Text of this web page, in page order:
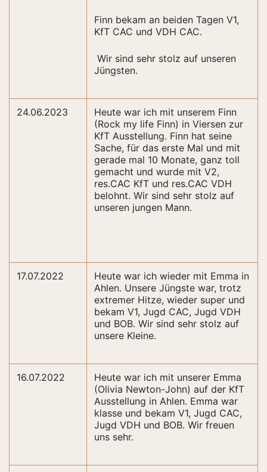
Finn bekam an beiden Tagen V1,
KfT CAC und VDH CAC.
Wir sind sehr stolz auf unseren
Jüngsten.
24.06.2023
Heute war ich mit unserem Finn
(Rock my life Finn) in Viersen zur
KfT Ausstellung. Finn hat seine
Sache, für das erste Mal und mit
gerade mal 10 Monate, ganz toll
gemacht und wurde mit V2,
res.CAC KfT und res.CAC VDH
belohnt. Wir sind sehr stolz auf
unseren jungen Mann.
17.07.2022
Heute war ich wieder mit Emma in
Ahlen. Unsere Jüngste war, trotz
extremer Hitze, wieder super und
bekam V1, Jugd CAC, Jugd VDH
und BOB. Wir sind sehr stolz auf
unsere Kleine.
16.07.2022
Heute war ich mit unserer Emma
(Olivia Newton-John) auf der KfT
Ausstellung in Ahlen. Emma war
klasse und bekam V1, Jugd CAC,
Jugd VDH und BOB. Wir freuen
uns sehr.